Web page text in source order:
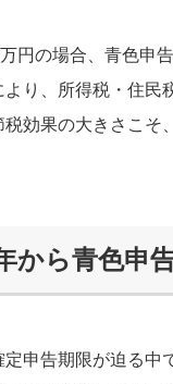
円の場合、青色申
り、所得税・住民
効果の大きさこそ
から青色申
申告期限が迫る